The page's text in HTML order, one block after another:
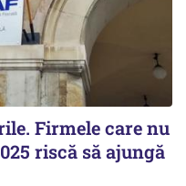
Firmele care nu
riscă să ajungă